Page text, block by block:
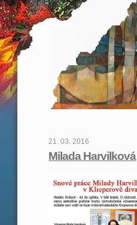
21. 03. 2016
Milada Harvilková